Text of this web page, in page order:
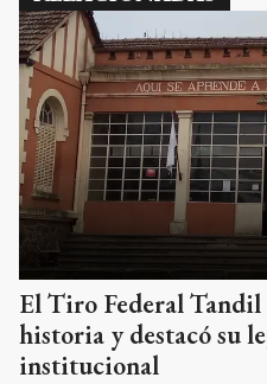
El Tiro Federal Tandil
historia y destacó su
institucional